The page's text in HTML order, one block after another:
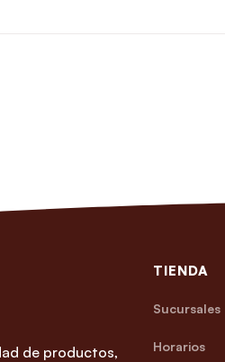
de productos,
TIENDA
Sucursales
Horarios